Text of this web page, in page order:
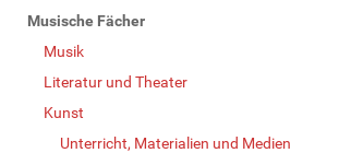
Musische Fächer
Musik
Literatur und Theater
Kunst
Unterricht, Materialien und Medien